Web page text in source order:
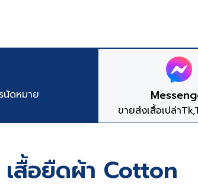
นัดหมาย
ขายส่งเสื้อเปล่า
เสื้อยืดผ้า Cotton